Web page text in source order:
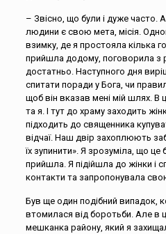
– Звісно, що були і дуже часто.
людини є свою мета, місія.
взимку, де я простояла кілька
прийшла додому, поговорила з
достатньо. Наступного дня
спитати поради у Бога, чи
щоб він вказав мені мій шлях. В
та я. І тут до храму заходить
підходить до священника
відчаї. Наш двір захоплюють
їх зупинити». Я зрозуміла, що це
прийшла. Я підійшла до жінки і
контакти та запропонувала
Був ще один подібний випадок,
втомилася від боротьби. Але в
мешканка району, який я